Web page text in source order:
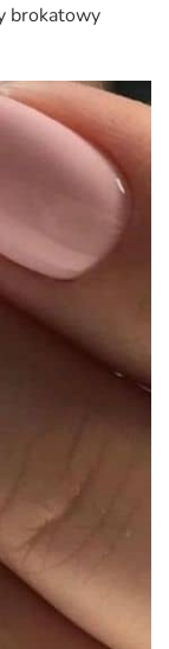
brokatowy